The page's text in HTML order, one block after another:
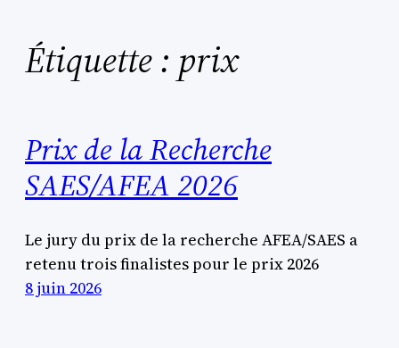
Étiquette : prix
Prix de la Recherche
SAES/AFEA 2026
Le jury du prix de la recherche AFEA/SAES a
retenu trois finalistes pour le prix 2026
8 juin 2026